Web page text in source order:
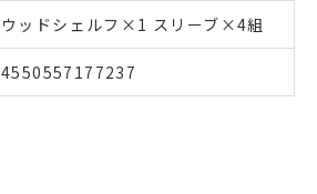
ウッドシェルフ×1 スリーブ×4組
4550557177237